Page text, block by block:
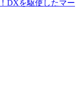
DXを駆使したマー